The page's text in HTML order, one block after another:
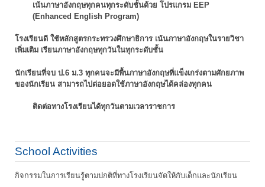
เน้นภาษาอังกฤษทุกคนทุกระดับชั้นด้วย โปรแกรม EEP
(Enhanced English Program)
โรงเรียนดี ใช้หลักสูตรกระทรวงศึกษาธิการ เน้นภาษาอังกฤษในรายวิชา
เพิ่มเติม เรียนภาษาอังกฤษทุกวันในทุกระดับชั้น
นักเรียนที่จบ ป.6 ม.3 ทุกคนจะมีพื้นภาษาอังกฤษที่แข็งเกร่งตามศักยภาพ
ของนักเรียน สามารถไปต่อยอดใช้ภาษาอังกฤษได้คล่องทุกคน
ติดต่อทางโรงเรียนได้ทุกวันตามเวลาราชการ
School Activities
กิจกรรมในการเรียนรู้ตามปกติที่ทางโรงเรียนจัดให้กับเด็กและนักเรียน